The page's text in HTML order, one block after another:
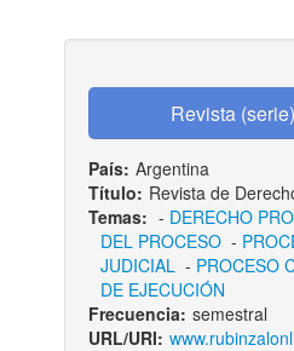
País: Argentina
Título: Revista de
Temas: - DERECHO
DEL PROCESO-
JUDICIAL- PROCESO
DE EJECUCIÓN
Frecuencia: semestral
URL/URI: